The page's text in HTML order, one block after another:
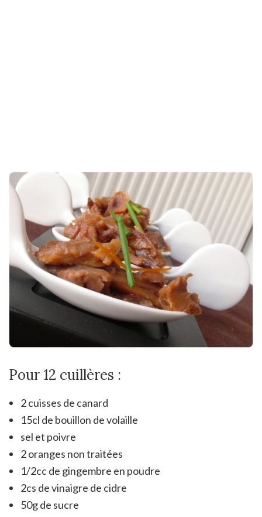
Pour 12 cuillères :
2 cuisses de canard
15cl de bouillon de volaille
sel et poivre
2 oranges non traitées
1/2cc de gingembre en poudre
2cs de vinaigre de cidre
50g de sucre